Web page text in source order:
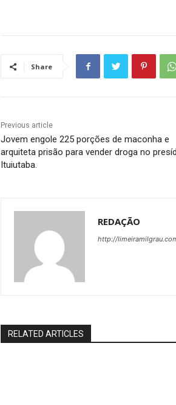
Share
Previous article
Jovem engole 225 porções de maconha e
arquiteta prisão para vender droga no
Ituiutaba.
REDAÇÃO
http://
RELATED ARTICLES